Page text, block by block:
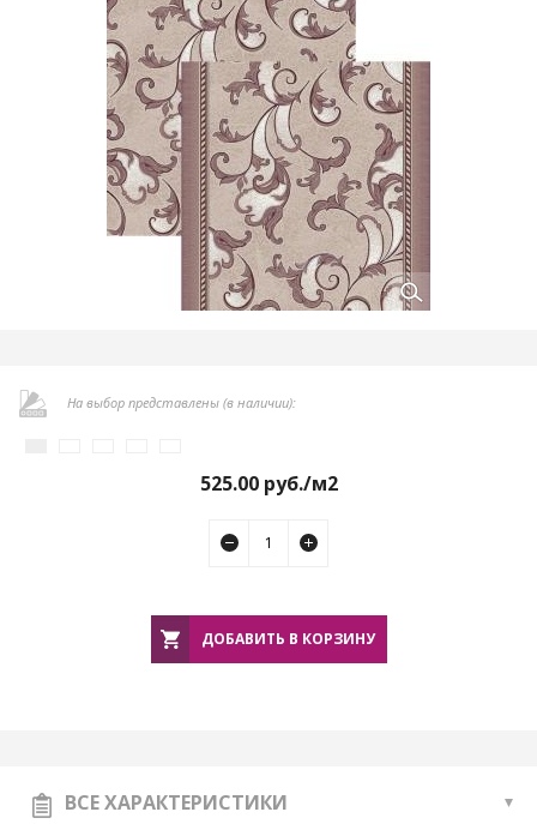
На выбор представлены (в наличии):
525.00руб./м2
ДОБАВИТЬ В КОРЗИНУ
ВСЕ ХАРАКТЕРИСТИКИ